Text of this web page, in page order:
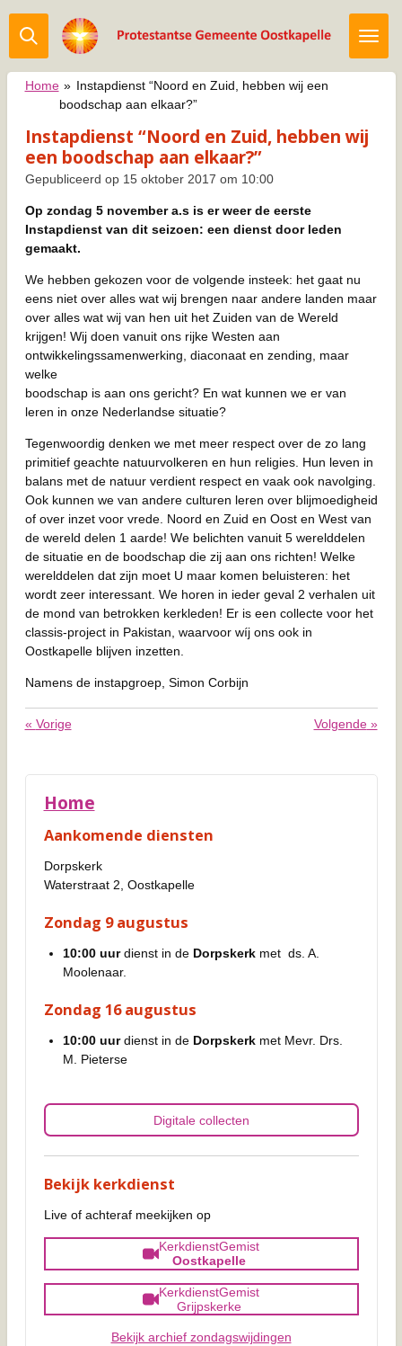
Ga
direct
naar
de
hoofdinhoud
Home » Instapdienst “Noord en Zuid, hebben wij een
boodschap aan elkaar?”
Instapdienst “Noord en Zuid, hebben wij
een boodschap aan elkaar?”
Gepubliceerd op 15 oktober 2017 om 10:00
Op zondag 5 november a.s is er weer de eerste
Instapdienst van dit seizoen: een dienst door leden
gemaakt.
We hebben gekozen voor de volgende insteek: het gaat nu
eens niet over alles wat wij brengen naar andere landen maar
over alles wat wij van hen uit het Zuiden van de Wereld
krijgen! Wij doen vanuit ons rijke Westen aan
ontwikkelingssamenwerking, diaconaat en zending, maar
welke
boodschap is aan ons gericht? En wat kunnen we er van
leren in onze Nederlandse situatie?
Tegenwoordig denken we met meer respect over de zo lang
primitief geachte natuurvolkeren en hun religies. Hun leven in
balans met de natuur verdient respect en vaak ook navolging.
Ook kunnen we van andere culturen leren over blijmoedigheid
of over inzet voor vrede. Noord en Zuid en Oost en West van
de wereld delen 1 aarde! We belichten vanuit 5 werelddelen
de situatie en de boodschap die zij aan ons richten! Welke
werelddelen dat zijn moet U maar komen beluisteren: het
wordt zeer interessant. We horen in ieder geval 2 verhalen uit
de mond van betrokken kerkleden! Er is een collecte voor het
classis-project in Pakistan, waarvoor wíj ons ook in
Oostkapelle blijven inzetten.
Namens de instapgroep, Simon Corbijn
« Vorige Volgende»
Home
Aankomende diensten
Dorpskerk
Waterstraat 2, Oostkapelle
Zondag 9 augustus
10:00 uurdienst in de Dorpskerkmet ds. A.
Moolenaar.
Zondag 16 augustus
10:00 uurdienst in de Dorpskerkmet Mevr. Drs.
M. Pieterse
Digitale collecten
Bekijk kerkdienst
Live of achteraf meekijken op
KerkdienstGemist
Oostkapelle
KerkdienstGemist
Grijpskerke
Bekijk archief zondagswijdingen